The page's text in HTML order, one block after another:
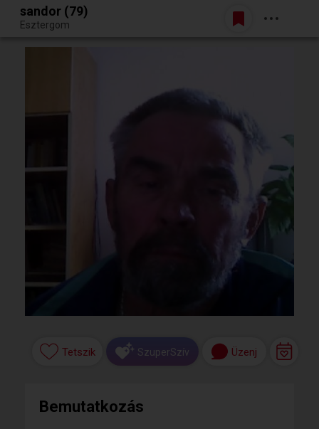
Egy jó randiból bármi lehet.
Belépés
sandor (79)
Esztergom
Tetszik SzuperSzív Üzenj
Bemutatkozás